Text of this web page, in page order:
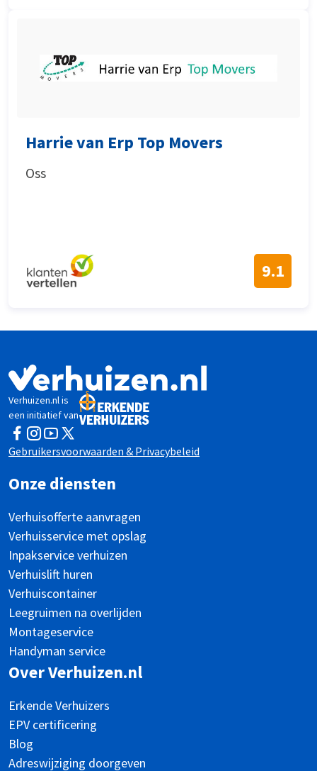
Harrie van Erp Top Movers
Oss
9.1
Verhuizen.nl is
een initiatief van
Facebook
Instagram
YouTubeTwitter
Gebruikersvoorwaarden & Privacybeleid
Onze diensten
Verhuisofferte aanvragen
Verhuisservice met opslag
Inpakservice verhuizen
Verhuislift huren
Verhuiscontainer
Leegruimen na overlijden
Montageservice
Handyman service
Over Verhuizen.nl
Erkende Verhuizers
EPV certificering
Blog
Adreswijziging doorgeven